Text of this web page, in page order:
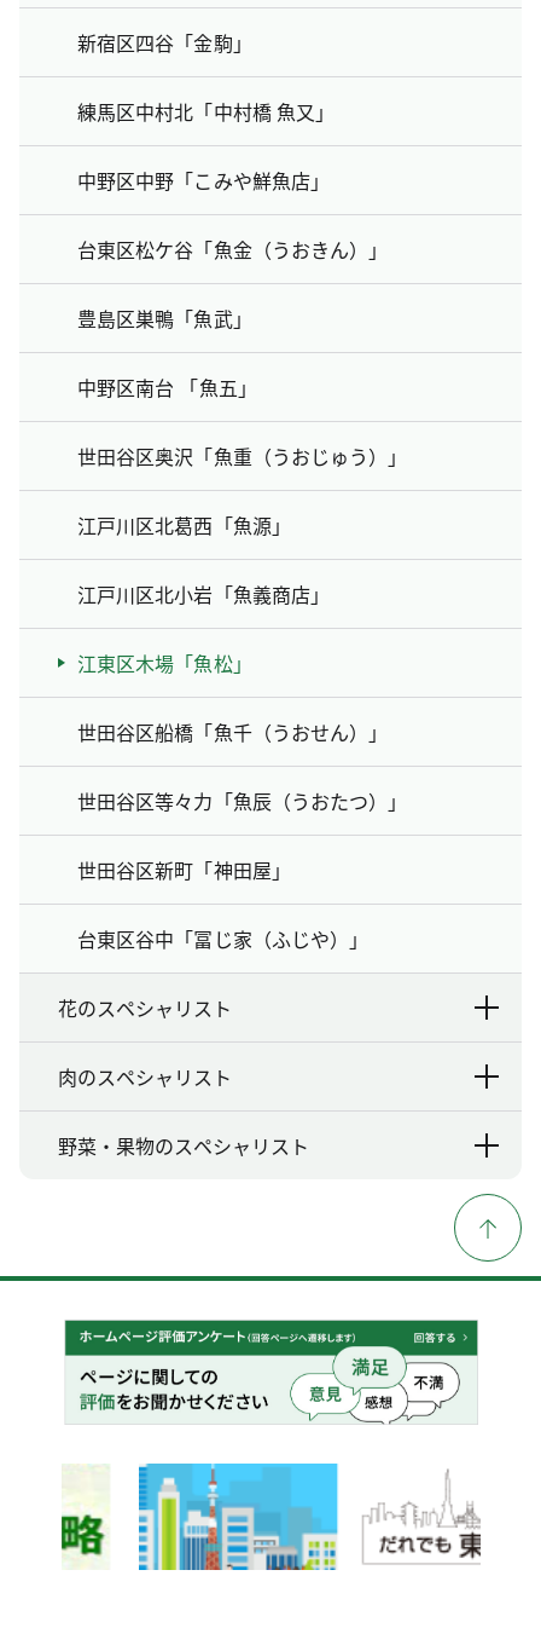
新宿区四谷「金駒」
練馬区中村北「中村橋 魚又」
中野区中野「こみや鮮魚店」
台東区松ケ谷「魚金（うおきん）」
豊島区巣鴨「魚武」
中野区南台 「魚五」
世田谷区奥沢「魚重（うおじゅう）」
江戸川区北葛西「魚源」
江戸川区北小岩「魚義商店」
江東区木場「魚松」
世田谷区船橋「魚千（うおせん）」
世田谷区等々力「魚辰（うおたつ）」
世田谷区新町「神田屋」
台東区谷中「冨じ家（ふじや）」
花のスペシャリスト
肉のスペシャリスト
野菜・果物のスペシャリスト